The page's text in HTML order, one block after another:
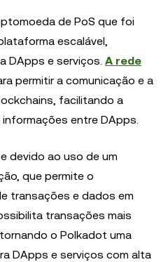
de PoS que foi
escalável,
DApps e serviços. A rede
permitir a comunicação e a
facilitando a
entre DApps.
devido ao uso de um
que permite o
transações e dados em
transações mais
o Polkadot uma
DApps e serviços com alta